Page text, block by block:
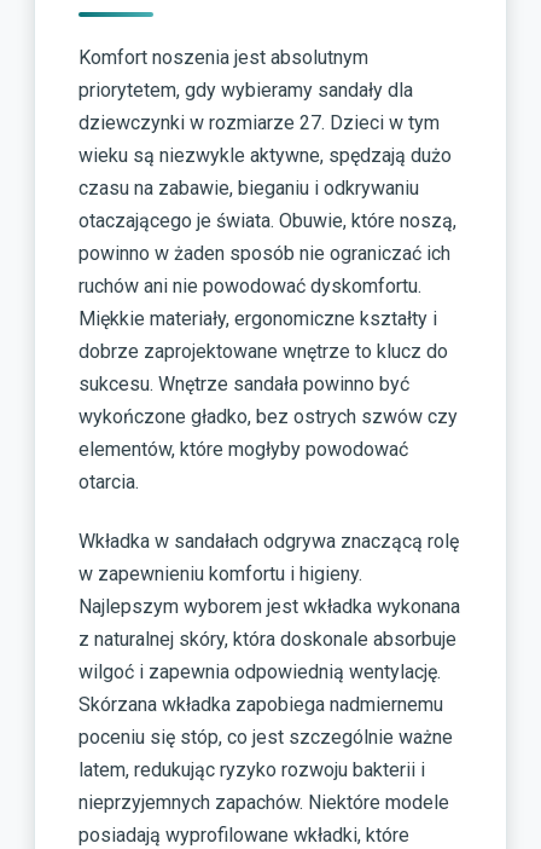
Komfort noszenia jest absolutnym
priorytetem, gdy wybieramy sandały dla
dziewczynki w rozmiarze 27. Dzieci w tym
wieku są niezwykle aktywne, spędzają dużo
czasu na zabawie, bieganiu i odkrywaniu
otaczającego je świata. Obuwie, które noszą,
powinno w żaden sposób nie ograniczać ich
ruchów ani nie powodować dyskomfortu.
Miękkie materiały, ergonomiczne kształty i
dobrze zaprojektowane wnętrze to klucz do
sukcesu. Wnętrze sandała powinno być
wykończone gładko, bez ostrych szwów czy
elementów, które mogłyby powodować
otarcia.
Wkładka w sandałach odgrywa znaczącą rolę
w zapewnieniu komfortu i higieny.
Najlepszym wyborem jest wkładka wykonana
z naturalnej skóry, która doskonale absorbuje
wilgoć i zapewnia odpowiednią wentylację.
Skórzana wkładka zapobiega nadmiernemu
poceniu się stóp, co jest szczególnie ważne
latem, redukując ryzyko rozwoju bakterii i
nieprzyjemnych zapachów. Niektóre modele
posiadają wyprofilowane wkładki, które